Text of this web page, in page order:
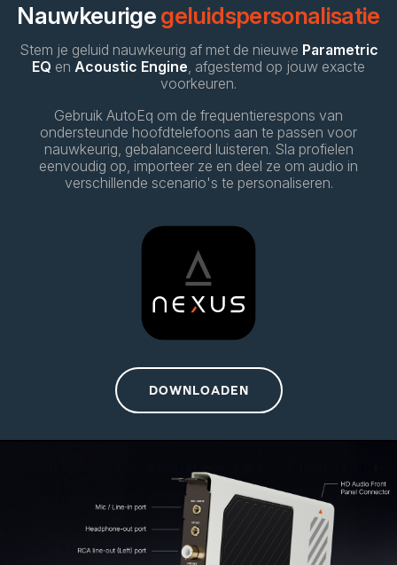
Nauwkeurigegeluidspersonalisatie
Stem je geluid nauwkeurig af met de nieuwe Parametric
EQ en Acoustic Engine , afgestemd op jouw exacte
voorkeuren.
Gebruik AutoEq om de frequentierespons van
ondersteunde hoofdtelefoons aan te passen voor
nauwkeurig, gebalanceerd luisteren. Sla profielen
eenvoudig op, importeer ze en deel ze om audio in
verschillende scenario's te personaliseren.
DOWNLOADEN